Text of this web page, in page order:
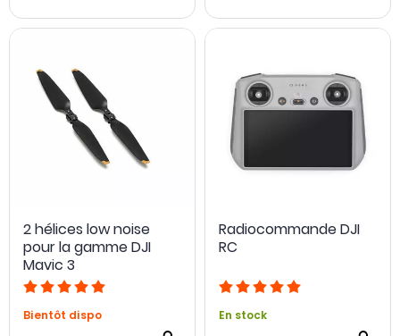
2 hélices low noise
pour la gamme DJI
Mavic 3
Bientôt dispo
Radiocommande DJI
RC
En stock